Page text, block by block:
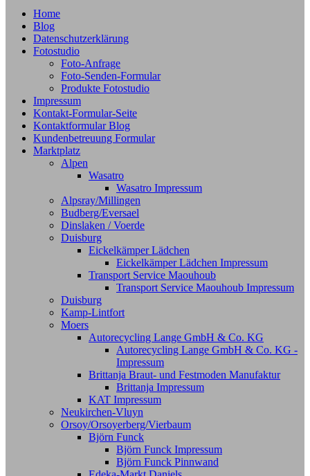
Home
Blog
Datenschutzerklärung
Fotostudio
Foto-Anfrage
Foto-Senden-Formular
Produkte Fotostudio
Impressum
Kontakt-Formular-Seite
Kontaktformular Blog
Kundenbetreuung Formular
Marktplatz
Alpen
Wasatro
Wasatro Impressum
Alpsray/Millingen
Budberg/Eversael
Dinslaken / Voerde
Duisburg
Eickelkämper Lädchen
Eickelkämper Lädchen Impressum
Transport Service Maouhoub
Transport Service Maouhoub Impressum
Duisburg
Kamp-Lintfort
Moers
Autorecycling Lange GmbH & Co. KG
Autorecycling Lange GmbH & Co. KG -
Impressum
Brittanja Braut- und Festmoden Manufaktur
Brittanja Impressum
KAT Impressum
Neukirchen-Vluyn
Orsoy/Orsoyerberg/Vierbaum
Björn Funck
Björn Funck Impressum
Björn Funck Pinnwand